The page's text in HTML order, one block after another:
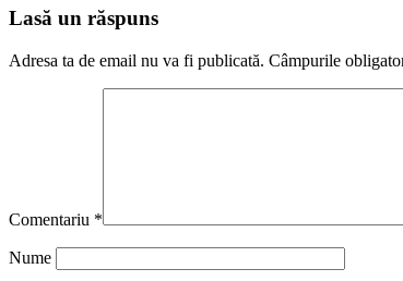
Lasă un răspuns
Adresa ta de email nu va fi publicată. Câmpurile
Comentariu *
Nume